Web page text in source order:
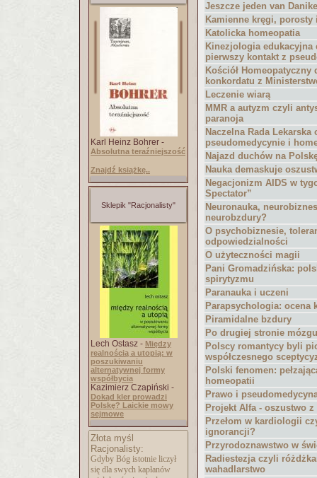
Karl Heinz Bohrer -
Absolutna teraźniejszość
Znajdź książkę..
Sklepik "Racjonalisty"
Lech Ostasz - Między
realnością a utopią: w
poszukiwaniu
alternatywnej formy
współbycia
Kazimierz Czapiński -
Dokąd kler prowadzi
Polskę? Laickie mowy
sejmowe
Złota myśl
Racjonalisty:
Gdyby Bóg istotnie liczył
się dla swych kapłanów
Jeszcze jeden van
Kamienne kręgi,
Katolicka homeopatia
Kinezjologia edukacyjna
pierwszy kontakt z
Kościół Homeopatyczny
konkordatu z
Leczenie wiarą
MMR a autyzm czyli
paranoja
Naczelna Rada Lekarska
pseudomedycynie i
Najazd duchów na
Nauka demaskuje
Negacjonizm AIDS w
Spectator”
Neuronauka,
neurobzdury?
O psychobiznesie,
odpowiedzialności
O użyteczności magii
Pani Gromadzińska:
spirytyzmu
Paranauka i uczeni
Parapsychologia: ocena
Piramidalne bzdury
Po drugiej stronie mózgu
Polscy romantycy byli
współczesnego
Polski fenomen:
homeopatii
Prawo i
Projekt Alfa - oszustwo z
Przełom w kardiologii
ignorancji?
Przyrodoznawstwo w
Radiestezja czyli
wahadlarstwo